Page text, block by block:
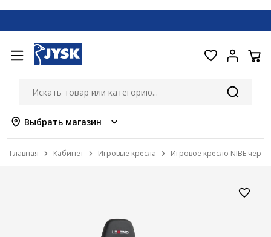
Выбрать магазин
Главная Кабинет Игровые кресла Игровое кресло NIBE